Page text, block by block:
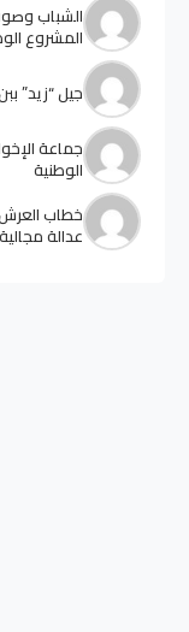
الشباب
المشروع
جيل “زيد”
جماعة
الوطنية
خطاب
عدالة مجالية